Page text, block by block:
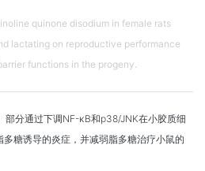
quinone disodium in female rats
lactating on reproductive performance
functions in the progeny.
部分通过下调NF-κB和p38/JNK在小胶质细
多糖诱导的炎症，并减弱脂多糖治疗小鼠的